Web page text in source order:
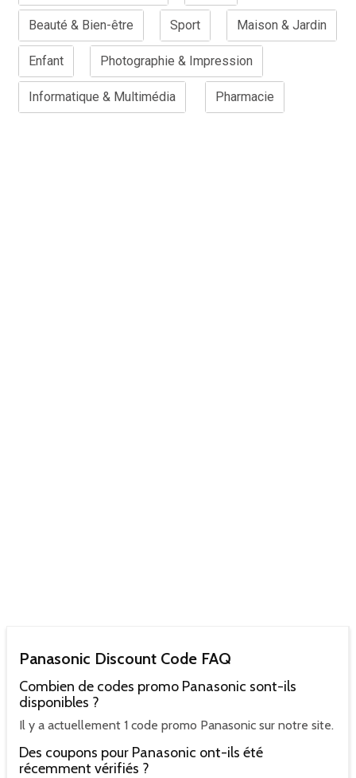
Beauté & Bien-être Sport Maison & Jardin
Enfant Photographie & Impression
Informatique & Multimédia Pharmacie
Panasonic Discount Code FAQ
Combien de codes promo Panasonic sont-ils
disponibles ?
Il y a actuellement 1 code promo Panasonic sur notre site.
Des coupons pour Panasonic ont-ils été
récemment vérifiés ?